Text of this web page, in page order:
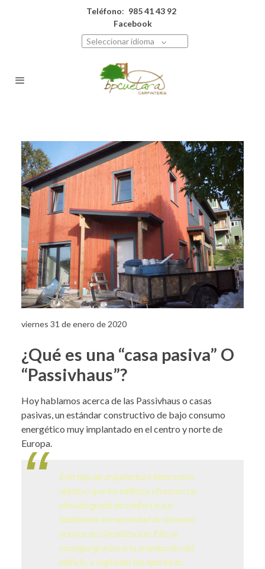
Teléfono: 985 41 43 92
Facebook
Seleccionar idioma
viernes 31 de enero de 2020
¿Qué es una “casa pasiva” O
“Passivhaus”?
Hoy hablamos acerca de las Passivhaus o casas
pasivas, un estándar constructivo de bajo consumo
energético muy implantado en el centro y norte de
Europa.
Este tipo de arquitectura tiene como
objetivo que los edificios ofrezcan un
elevado grado de confort a sus
habitantes sin necesidad de sistemas
activos de climatización. Ello se
consigue gracias a la orientación del
edificio, y vigilando las aperturas,